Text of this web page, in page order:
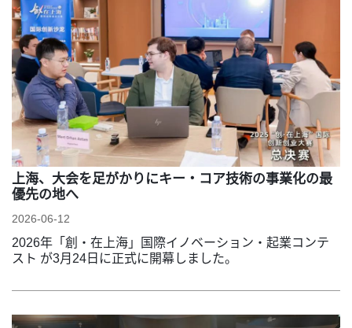
上海、大会を足がかりにキー・コア技術の事業化の最
優先の地へ
2026-06-12
2026年「創・在上海」国際イノベーション・起業コンテ
スト が3月24日に正式に開幕しました。